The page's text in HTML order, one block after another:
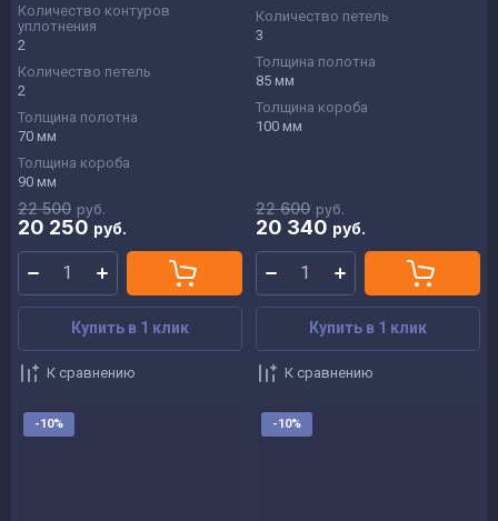
Количество контуров
уплотнения
2
Количество петель
2
Толщина полотна
70 мм
Толщина короба
90 мм
22 500 руб.
20 250 руб.
Купить в 1 клик
К сравнению
Количество петель
3
Толщина полотна
85 мм
Толщина короба
100 мм
22 600 руб.
20 340 руб.
Купить в 1 клик
К сравнению
-10% -10%